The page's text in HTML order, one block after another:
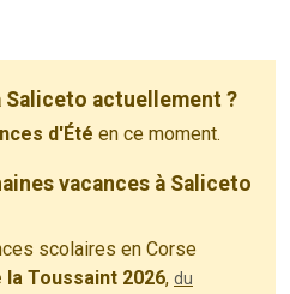
Saliceto actuellement ?
d'Été en ce moment.
vacances à Saliceto
scolaires en Corse
la Toussaint 2026, du